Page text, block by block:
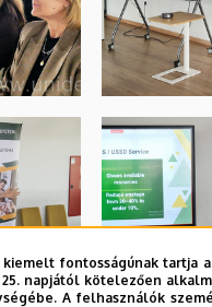
kiemelt fontosságúnak
25. napjától kötelezően
A felhasználók